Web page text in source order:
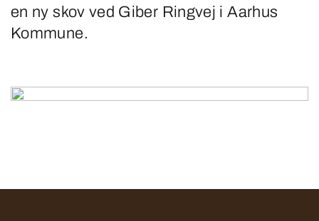
en ny skov ved Giber Ringvej i Aarhus
Kommune.